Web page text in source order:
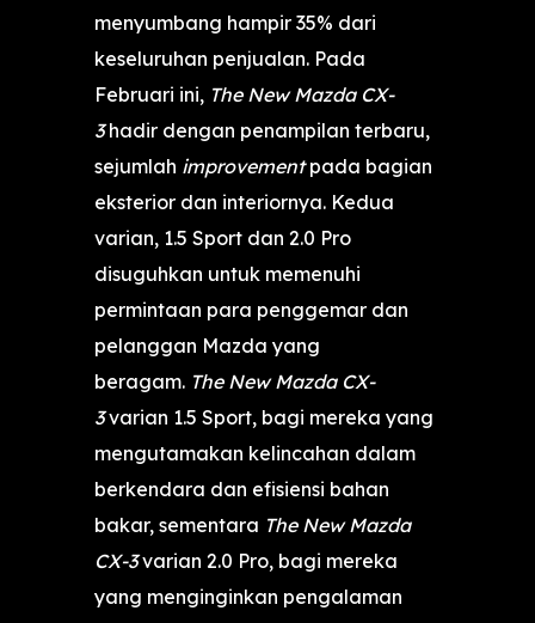
menyumbang hampir 35% dari
keseluruhan penjualan. Pada
Februari ini, The New Mazda CX-
3hadir dengan penampilan terbaru,
sejumlah improvementpada bagian
eksterior dan interiornya. Kedua
varian, 1.5 Sport dan 2.0 Pro
disuguhkan untuk memenuhi
permintaan para penggemar dan
pelanggan Mazda yang
beragam. The New Mazda CX-
3varian 1.5 Sport, bagi mereka yang
mengutamakan kelincahan dalam
berkendara dan efisiensi bahan
bakar, sementara The New Mazda
CX-3varian 2.0 Pro, bagi mereka
yang menginginkan pengalaman